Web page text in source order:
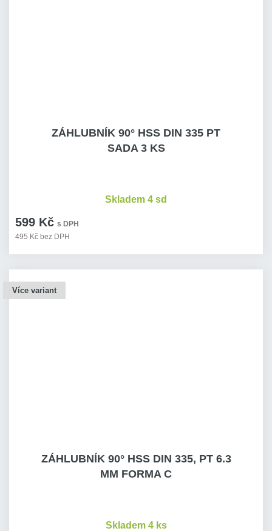
ZÁHLUBNÍK 90° HSS DIN 335 PT
SADA 3 KS
599 Kč s DPH
495 Kč bez DPH
Skladem 4 sd
Více variant
ZÁHLUBNÍK 90° HSS DIN 335, PT 6.3
MM FORMA C
Skladem 4 ks